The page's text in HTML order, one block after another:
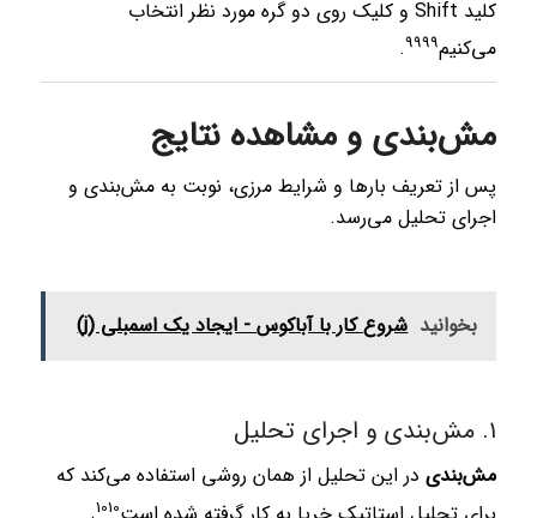
کلید Shift و کلیک روی دو گره مورد نظر انتخاب
می‌کنیم
9999
.
مش‌بندی و مشاهده نتایج
پس از تعریف بارها و شرایط مرزی، نوبت به مش‌بندی و
اجرای تحلیل می‌رسد.
بخوانید شروع کار با آباکوس - ایجاد یک اسمبلی (j)
۱. مش‌بندی و اجرای تحلیل
مش‌بندیدر این تحلیل از همان روشی استفاده می‌کند که
1010